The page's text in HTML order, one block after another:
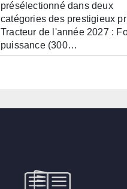
présélectionné dans deux
catégories des prestigieux
Tracteur de l'année 2027 :
puissance (300…